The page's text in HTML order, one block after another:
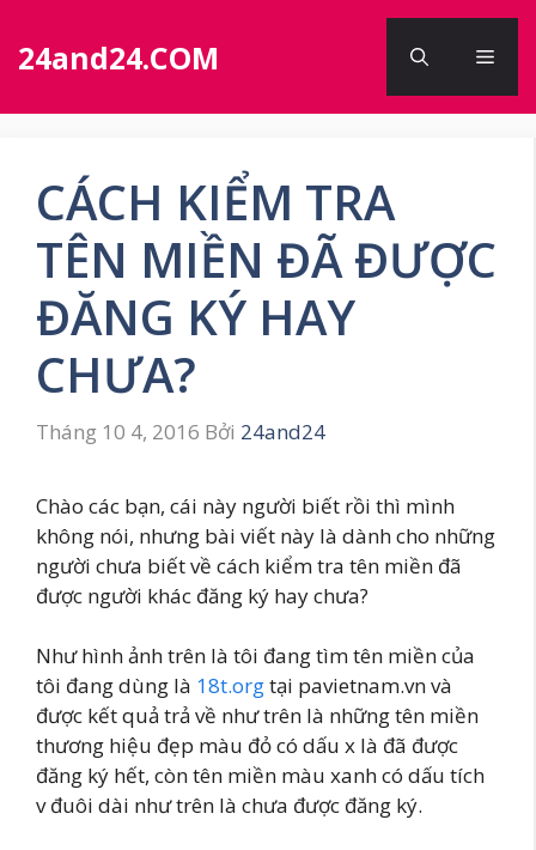
đến
nội24and24.COM
CÁCH KIỂM TRA
TÊN MIỀN ĐÃ ĐƯỢC
ĐĂNG KÝ HAY
CHƯA?
Tháng 10 4, 2016 Bởi 24and24
Chào các bạn, cái này người biết rồi thì mình
không nói, nhưng bài viết này là dành cho những
người chưa biết về cách kiểm tra tên miền đã
được người khác đăng ký hay chưa?
Như hình ảnh trên là tôi đang tìm tên miền của
tôi đang dùng là 18t.orgtại pavietnam.vn và
được kết quả trả về như trên là những tên miền
thương hiệu đẹp màu đỏ có dấu x là đã được
đăng ký hết, còn tên miền màu xanh có dấu tích
v đuôi dài như trên là chưa được đăng ký.